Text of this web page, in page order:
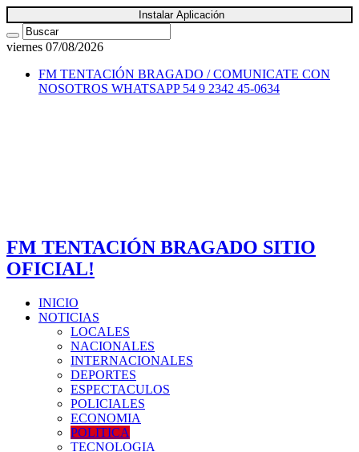
Instalar Aplicación
viernes 07/08/2026
FM TENTACIÓN BRAGADO / COMUNICATE CON
NOSOTROS WHATSAPP 54 9 2342 45-0634
FM TENTACIÓN BRAGADO SITIO
OFICIAL!
INICIO
NOTICIAS
LOCALES
NACIONALES
INTERNACIONALES
DEPORTES
ESPECTACULOS
POLICIALES
ECONOMIA
POLITICA
TECNOLOGIA